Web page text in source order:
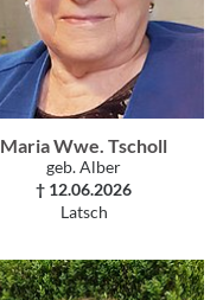
Maria Wwe. Tscholl
geb. Alber
† 12.06.2026
Latsch